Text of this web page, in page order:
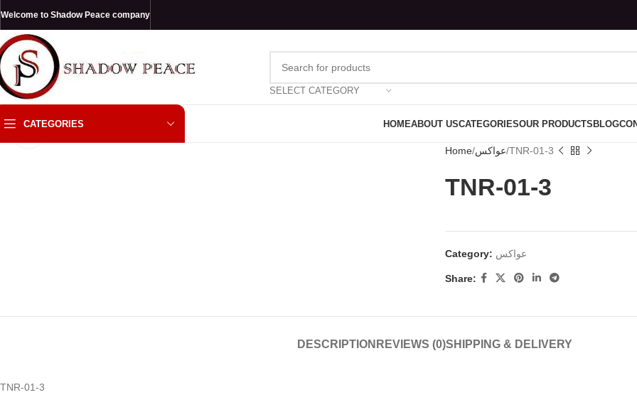
Welcome to Shadow Peace company
SELECT CATEGORY
CATEGORIES HOMEABOUT USCATEGORIESOUR PRODUCTSBLOG
Click to enlarge
Home عواكس TNR-01-3
TNR-01-3
Category: عواكس
Share:
DESCRIPTION REVIEWS (0)SHIPPING & DELIVERY
TNR-01-3